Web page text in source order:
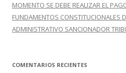
MOMENTO SE DEBE REALIZAR EL
FUNDAMENTOS CONSTITUCIONALES
ADMINISTRATIVO SANCIONADOR
COMENTARIOS RECIENTES